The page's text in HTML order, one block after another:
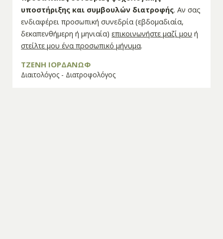
υποστήριξης και συμβουλών διατροφής. Αν σας
ενδιαφέρει προσωπική συνεδρία (εβδομαδιαία,
δεκαπενθήμερη ή μηνιαία)επικοινωνήστε μαζί μου ή
στείλτε μου ένα προσωπικό μήνυμα.
ΤΖΕΝΗ ΙΟΡΔΑΝΩΦ
Διαιτολόγος - Διατροφολόγος